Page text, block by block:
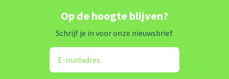
Op de hoogte blijven?
Schrijf je in voor onze nieuwsbrief.